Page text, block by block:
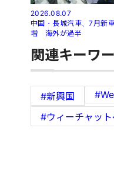
2026.08.07
中国・長城汽車、7月新
増 海外が過半
関連キーワ
#新興国
#ウィーチャット